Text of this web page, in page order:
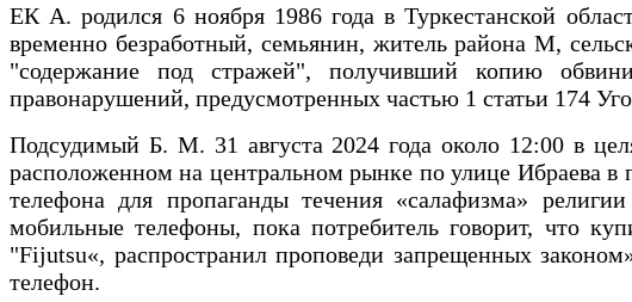
ЕК А. родился 6 ноября 1986 года в Туркестанской
временно безработный, семьянин, житель района М,
"содержание под стражей", получивший копию
правонарушений, предусмотренных частью 1 статьи 174
Подсудимый Б. М. 31 августа 2024 года около 12:00 в
расположенном на центральном рынке по улице Ибраева
телефона для пропаганды течения «салафизма»
мобильные телефоны, пока потребитель говорит, что
"Fijutsu«, распространил проповеди запрещенных
телефон.